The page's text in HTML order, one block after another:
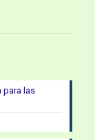
para las